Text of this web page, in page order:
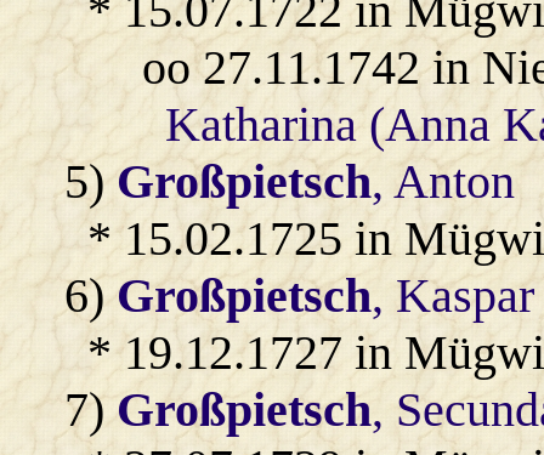
oo 27.11.1742 in
Katharina (Anna
5)Großpietsch, Anton
* 15.02.1725 in
6)Großpietsch, Kaspar
* 19.12.1727 in
7)Großpietsch,